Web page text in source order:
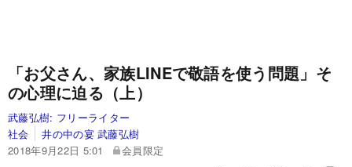
「お父さん、家族LINEで敬語を使う問題」そ
の心理に迫る（上）
武藤弘樹: フリーライター
社会
井の中の宴 武藤弘樹
2018年9月22日 5:01
会員限定